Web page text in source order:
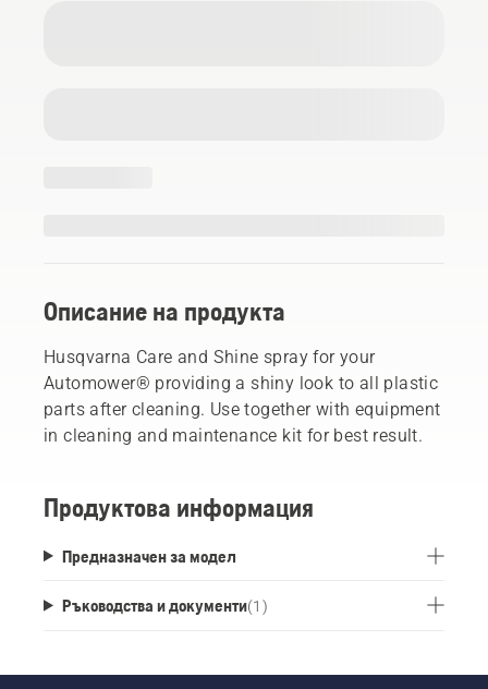
Описание на продукта
Husqvarna Care and Shine spray for your
Automower® providing a shiny look to all plastic
parts after cleaning. Use together with equipment
in cleaning and maintenance kit for best result.
Продуктова информация
Предназначен за модел
Ръководства и документи(1 )